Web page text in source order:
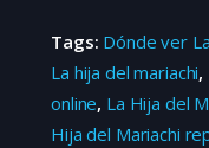
Tags: Dónde ver
La hija del mariachi,
online, La Hija del
Hija del Mariachi